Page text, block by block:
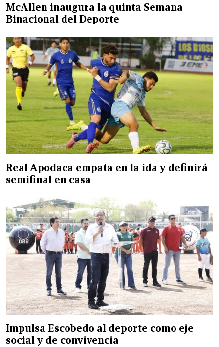
McAllen inaugura la quinta Semana
Binacional del Deporte
Real Apodaca empata en la ida y definirá
semifinal en casa
Impulsa Escobedo al deporte como eje
social y de convivencia